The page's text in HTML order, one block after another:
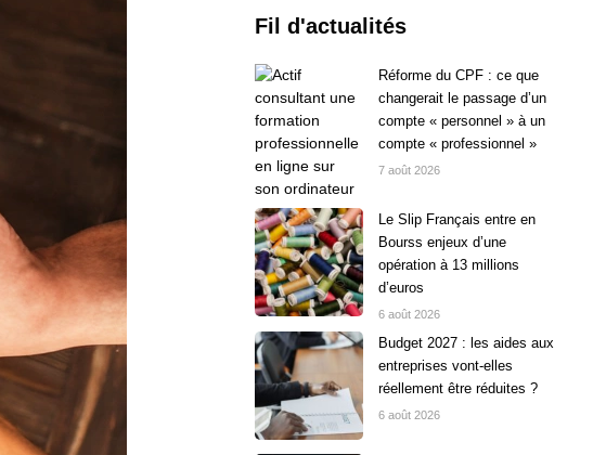
Fil d'actualités
Réforme du CPF : ce que
changerait le passage d’un
compte « personnel » à un
compte « professionnel »
7 août 2026
Le Slip Français entre en
Bourss enjeux d’une
opération à 13 millions
d’euros
6 août 2026
Budget 2027 : les aides aux
entreprises vont-elles
réellement être réduites ?
6 août 2026